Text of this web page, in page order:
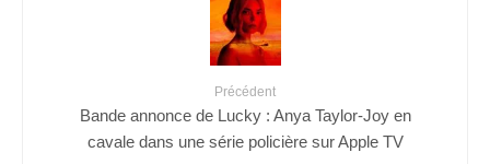
Précédent
Bande annonce de Lucky : Anya Taylor-Joy en
cavale dans une série policière sur Apple TV